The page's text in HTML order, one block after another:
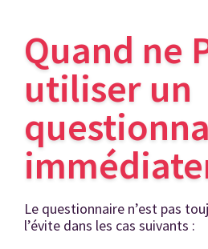
Quand ne
utiliser un
Le questionnaire n’est pas
l’évite dans les cas suivants :